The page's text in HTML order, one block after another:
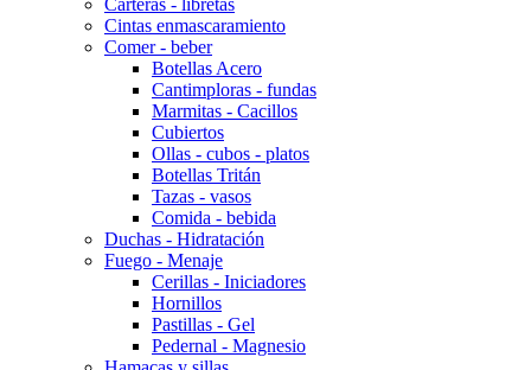
Carteras - libretas
Cintas enmascaramiento
Comer - beber
Botellas Acero
Cantimploras - fundas
Marmitas - Cacillos
Cubiertos
Ollas - cubos - platos
Botellas Tritán
Tazas - vasos
Comida - bebida
Duchas - Hidratación
Fuego - Menaje
Cerillas - Iniciadores
Hornillos
Pastillas - Gel
Pedernal - Magnesio